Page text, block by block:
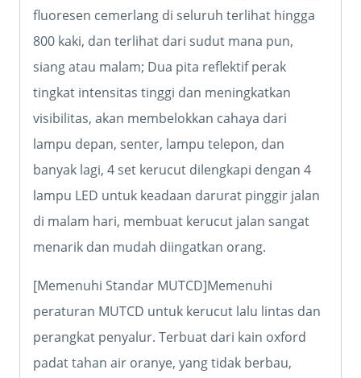
fluoresen cemerlang di seluruh terlihat hingga
800 kaki, dan terlihat dari sudut mana pun,
siang atau malam; Dua pita reflektif perak
tingkat intensitas tinggi dan meningkatkan
visibilitas, akan membelokkan cahaya dari
lampu depan, senter, lampu telepon, dan
banyak lagi, 4 set kerucut dilengkapi dengan 4
lampu LED untuk keadaan darurat pinggir jalan
di malam hari, membuat kerucut jalan sangat
menarik dan mudah diingatkan orang.
[Memenuhi Standar MUTCD]Memenuhi
peraturan MUTCD untuk kerucut lalu lintas dan
perangkat penyalur. Terbuat dari kain oxford
padat tahan air oranye, yang tidak berbau,